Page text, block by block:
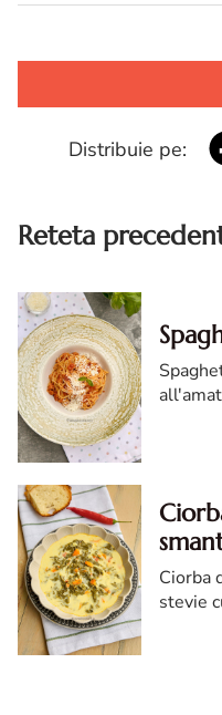
Distribuie pe:
Reteta
Ciorba
stevie